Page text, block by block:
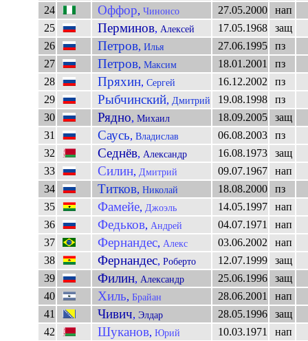
24
Оффор, Чинонсо 27.05.2000
нап
25
Перминов, Алексей 17.05.1968
защ
26
Петров, Илья 27.06.1995
пз
27
Петров, Максим 18.01.2001
пз
28
Пряхин, Сергей 16.12.2002
пз
29
Рыбчинский, Дмитрий 19.08.1998
пз
30
Рядно, Михаил 18.09.2005
защ
31
Саусь, Владислав 06.08.2003
пз
32
Седнёв, Александр 16.08.1973
защ
33
Силин, Дмитрий 09.07.1967
нап
34
Титков, Николай 18.08.2000
пз
35
Фамейе, Джоэль 14.05.1997
нап
36
Федьков, Андрей 04.07.1971
нап
37
Фернандес, Алекс 03.06.2002
нап
38
Фернандес, Роберто 12.07.1999
защ
39
Филин, Александр 25.06.1996
защ
40
Хиль, Брайан 28.06.2001
нап
41
Чивич, Элдар 28.05.1996
защ
42
Шуканов, Юрий 10.03.1971
нап